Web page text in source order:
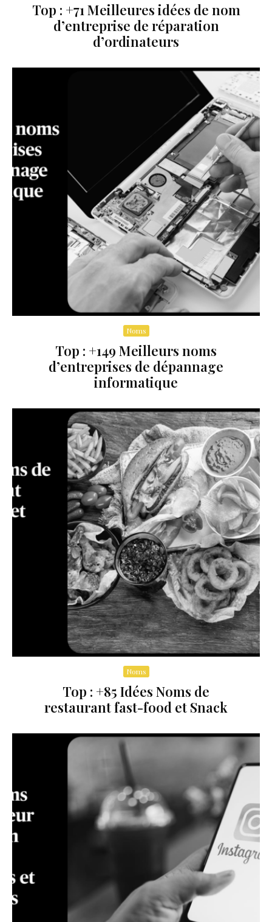
Top : +71 Meilleures idées de nom
d’entreprise de réparation
d’ordinateurs
Noms
Top : +149 Meilleurs noms
d’entreprises de dépannage
informatique
Noms
Top : +85 Idées Noms de
restaurant fast-food et Snack